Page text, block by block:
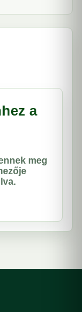
a
meg